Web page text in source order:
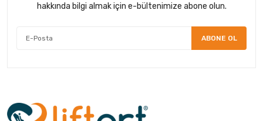
hakkında bilgi almak için e-bültenimize abone olun.
ABONE OL